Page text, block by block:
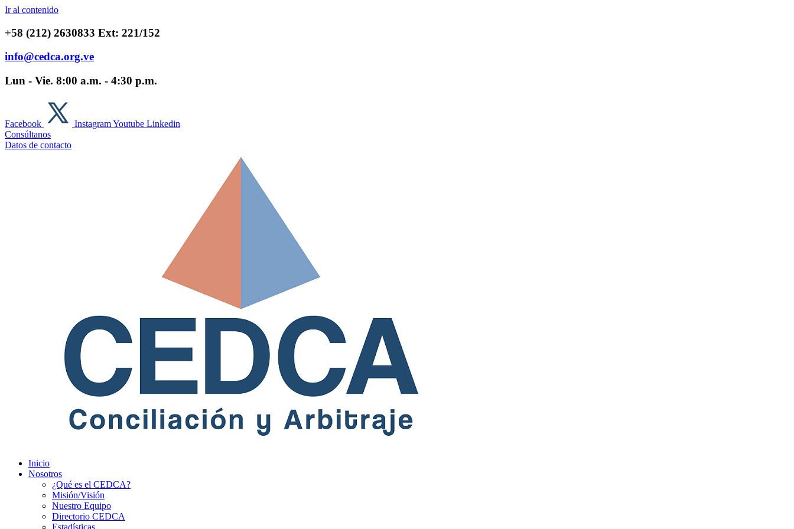
Ir al contenido
+58 (212) 2630833 Ext: 221/152
info@cedca.org.ve
Lun - Vie. 8:00 a.m. - 4:30 p.m.
Facebook InstagramYoutube Linkedin
Consúltanos
Datos de contacto
Inicio
Nosotros
¿Qué es el CEDCA?
Misión/Visión
Nuestro Equipo
Directorio CEDCA
Estadísticas